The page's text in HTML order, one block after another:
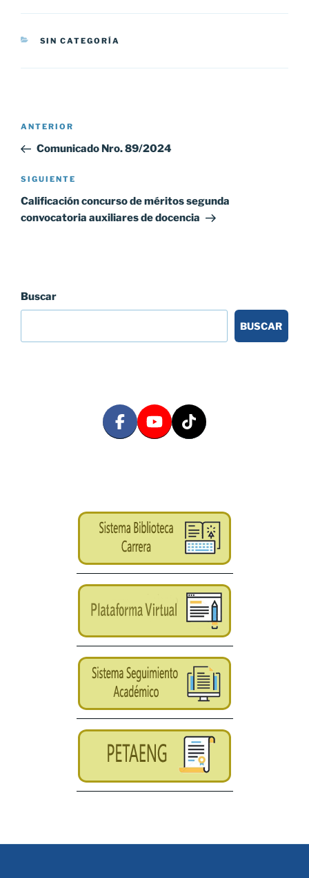
CATEGORÍAS
SIN CATEGORÍA
Navegación
entradas
Entrada
anterior:
ANTERIOR
Comunicado Nro. 89/2024
Siguiente
entrada
SIGUIENTE
Calificación concurso de méritos segunda
convocatoria auxiliares de docencia
Buscar
BUSCAR